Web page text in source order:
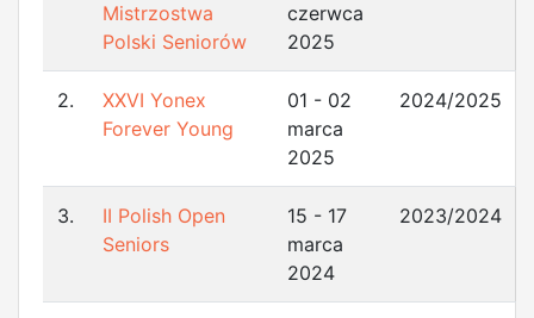
Mistrzostwa
Polski Seniorów
czerwca
2025
2.
XXVI Yonex
Forever Young
01 - 02
marca
2025
2024/2025
3.
II Polish Open
Seniors
15 - 17
marca
2024
2023/2024